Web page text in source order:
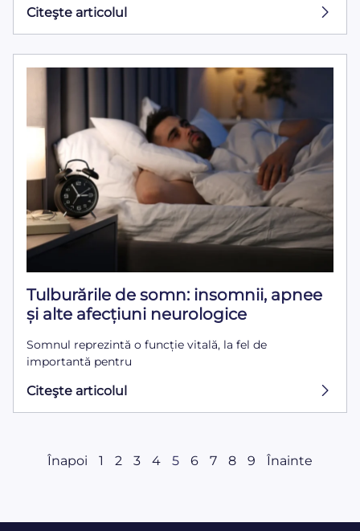
Citeşte articolul
Tulburările de somn: insomnii, apnee
și alte afecțiuni neurologice
Somnul reprezintă o funcție vitală, la fel de
importantă pentru
Citeşte articolul
Înapoi 1 2 3 4 5 6 7 8 9 Înainte